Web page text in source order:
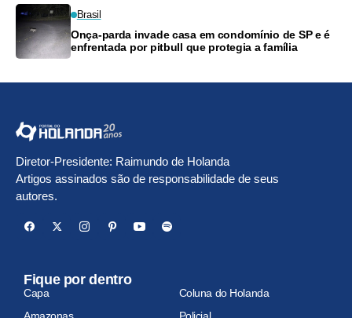
Brasil
Onça-parda invade casa em condomínio de SP e é
enfrentada por pitbull que protegia a família
Diretor-Presidente: Raimundo de Holanda
Artigos assinados são de responsabilidade de seus
autores.
Fique por dentro
Capa
Coluna do Holanda